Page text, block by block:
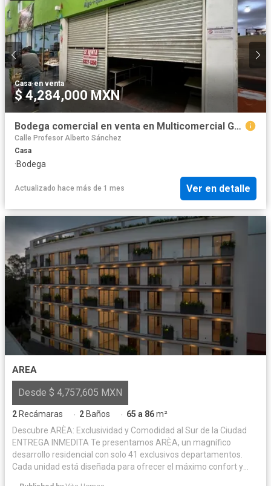
Casa·en venta
$ 4,284,000 MXN
Bodega comercial en venta en Multicomercial Guadalupe
Calle Profesor Alberto Sánchez
Casa
·Bodega
Actualizado hace más de 1 mes Ver en detalle
AREA
Desde $ 4,757,605 MXN
2 Recámaras · 2 Baños · 65 a 86m²
Descubre ARÈA: Exclusividad y Comodidad al Sur de la Ciudad
ENTREGA INMEDITA Te presentamos ARÈA, un magnífico
desarrollo residencial con solo 41 exclusivos departamentos.
Cada unidad está diseñada para ofrecer el máximo confort y